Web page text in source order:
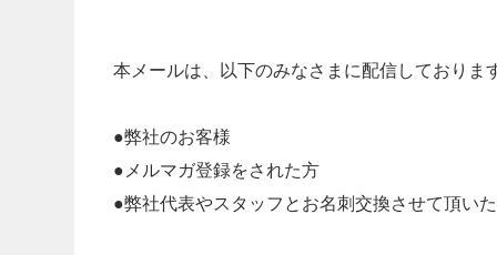
本メールは、以下のみなさまに配信しております
●弊社のお客様
●メルマガ登録をされた方
●弊社代表やスタッフとお名刺交換させて頂い